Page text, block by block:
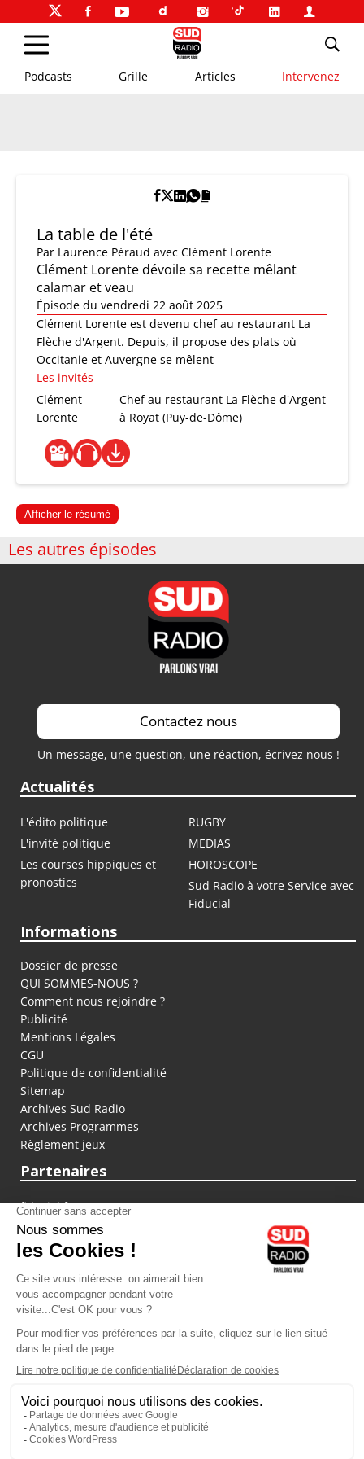
Podcasts Grille Articles Intervenez
La table de l'été
Par Laurence Péraud avec Clément Lorente
Clément Lorente dévoile sa recette mêlant
calamar et veau
Épisode du vendredi 22 août 2025
Clément Lorente est devenu chef au restaurant La
Flèche d'Argent. Depuis, il propose des plats où
Occitanie et Auvergne se mêlent
Les invités
Clément
Lorente
Chef au restaurant La Flèche d'Argent
à Royat (Puy-de-Dôme)
Afficher le résumé
Les autres épisodes
Contactez nous
Un message, une question, une réaction, écrivez nous !
Actualités
L'édito politique
RUGBY
L'invité politique
MEDIAS
Les courses hippiques et
pronostics
HOROSCOPE
Sud Radio à votre Service avec
Fiducial
Informations
Dossier de presse
QUI SOMMES-NOUS ?
Comment nous rejoindre ?
Publicité
Mentions Légales
CGU
Politique de confidentialité
Sitemap
Archives Sud Radio
Archives Programmes
Règlement jeux
Partenaires
fiducial.fr
lyoncapitale.fr
olympique-et-lyonnais.com
L'application Iphone / Android
Téléchargez l'application
Les cookies
Gestion des cookies
Crédit photos : ©Sud Radio / Pierre Olivier